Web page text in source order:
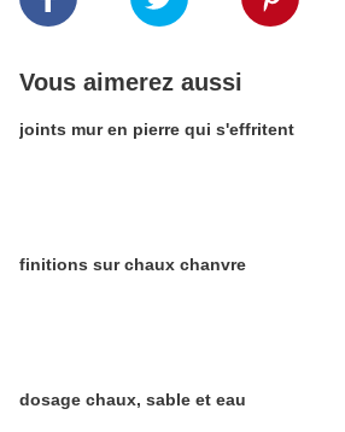
Vous aimerez aussi
joints mur en pierre qui s'effritent
finitions sur chaux chanvre
dosage chaux, sable et eau